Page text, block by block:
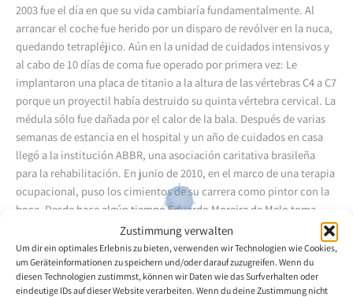
Zustimmung verwalten
Um dir ein optimales Erlebnis zu bieten, verwenden wir Technologien wie Cookies,
um Geräteinformationen zu speichern und/oder darauf zuzugreifen. Wenn du
diesen Technologien zustimmst, können wir Daten wie das Surfverhalten oder
eindeutige IDs auf dieser Website verarbeiten. Wenn du deine Zustimmung nicht
2003 fue el día en que su vida cambiaría fundamentalmente. Al
arrancar el coche fue herido por un disparo de revólver en la nuca,
quedando tetrapléjico. Aún en la unidad de cuidados intensivos y
al cabo de 10 días de coma fue operado por primera vez: Le
implantaron una placa de titanio a la altura de las vértebras C4 a C7
porque un proyectil había destruido su quinta vértebra cervical. La
médula sólo fue dañada por el calor de la bala. Después de varias
semanas de estancia en el hospital y un año de cuidados en casa
llegó a la institución ABBR, una asociación caritativa brasileña
para la rehabilitación. En junio de 2010, en el marco de una terapia
ocupacional, puso los cimientos de su carrera como pintor con la
boca. Desde hace algún tiempo Eduardo Moreira de Melo toma
clases particulares de arte con la profesora Rita de Cássia Câmara
Campos. Las obras del pintor con la boca muestran su gran
empeño.